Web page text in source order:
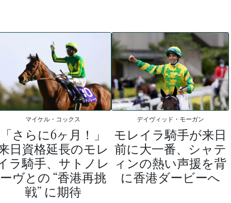
マイケル・コックス
「さらに6ヶ月！」
日資格延長のモレ
ラ騎手、サトノレ
ーヴとの “香港再挑
戦” に期待
デイヴィッド・モーガン
モレイラ騎手が来日
前に大一番、シャテ
ィンの熱い声援を背
に香港ダービーへ